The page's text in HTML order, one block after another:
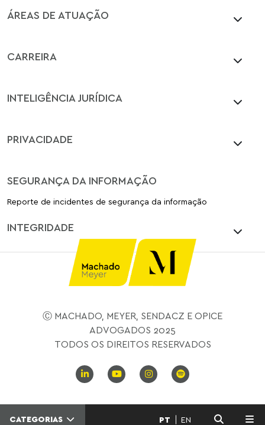
ÁREAS DE ATUAÇÃO
CARREIRA
INTELIGÊNCIA JURÍDICA
PRIVACIDADE
SEGURANÇA DA INFORMAÇÃO
Reporte de incidentes de segurança da informação
INTEGRIDADE
Ⓒ MACHADO, MEYER, SENDACZ E OPICE
ADVOGADOS 2025
TODOS OS DIREITOS RESERVADOS
CATEGORIAS PT EN